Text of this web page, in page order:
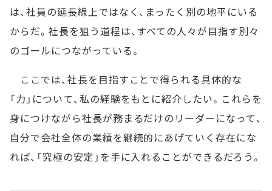
は、社員の延長線上ではなく、まったく別の地平にいる
からだ。社長を狙う道程は、すべての人々が目指す別々
のゴールにつながっている。
ここでは、社長を目指すことで得られる具体的な
「力」について、私の経験をもとに紹介したい。これらを
身につけながら社長が務まるだけのリーダーになって、
自分で会社全体の業績を継続的にあげていく存在にな
れば、「究極の安定」を手に入れることができるだろう。